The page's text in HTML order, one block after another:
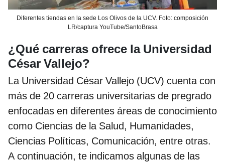
Diferentes tiendas en la sede Los Olivos de la UCV. Foto: composición
LR/captura YouTube/SantoBrasa
¿Qué carreras ofrece la Universidad
César Vallejo?
La Universidad César Vallejo (UCV) cuenta con
más de 20 carreras universitarias de pregrado
enfocadas en diferentes áreas de conocimiento
como Ciencias de la Salud, Humanidades,
Ciencias Políticas, Comunicación, entre otras.
A continuación, te indicamos algunas de las